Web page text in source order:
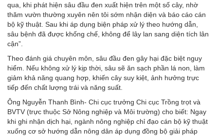
qua, khi phát hiện sâu đầu đen xuất hiện trên một số cây, nhờ
thăm vườn thường xuyên nên tôi sớm nhận diện và báo cáo cán
bộ kỹ thuật. Sau khi áp dụng biện pháp xử lý theo hướng dẫn,
sâu bệnh đã được khống chế, không để lây lan sang diện tích lân
cận”.
Theo đánh giá chuyên môn, sâu đầu đen gây hại đặc biệt nguy
hiểm. Nếu không xử lý kịp thời, sâu sẽ ăn sạch phần lá non, làm
giảm khả năng quang hợp, khiến cây suy kiệt, ảnh hưởng trực
tiếp đến chất lượng trái và năng suất.
Ông Nguyễn Thanh Bình- Chi cục trưởng Chi cục Trồng trọt và
BVTV (trực thuộc Sở Nông nghiệp và Môi trường) cho biết: Ngay
khi ghi nhận dịch hại, ngành nông nghiệp chỉ đạo cán bộ kỹ thuật
xuống cơ sở hướng dẫn nông dân áp dụng đồng bộ giải pháp